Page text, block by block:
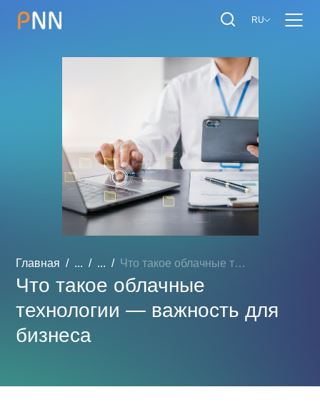
RU
Главная ... ... Что такое облачные технол...
Что такое облачные
технологии — важность для
бизнеса